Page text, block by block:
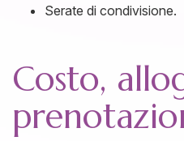
Serate di condivisione.
Costo,